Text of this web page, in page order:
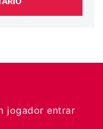
jogador entrar